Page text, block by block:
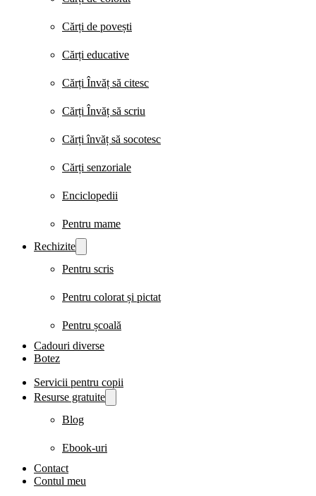
Cărți de povești
Cărți educative
Cărți Învăț să citesc
Cărți Învăț să scriu
Cărți învăț să socotesc
Cărți senzoriale
Enciclopedii
Pentru mame
Rechizite
Pentru scris
Pentru colorat și pictat
Pentru școală
Cadouri diverse
Botez
Servicii pentru copii
Resurse gratuite
Blog
Ebook-uri
Contact
Contul meu